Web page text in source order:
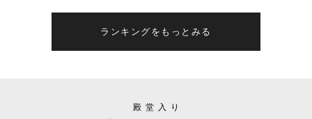
ランキングをもっとみる
殿堂入り